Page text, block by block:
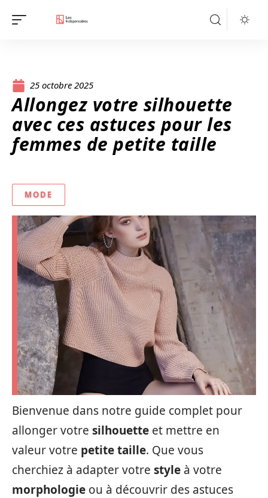
25 octobre 2025
Allongez votre silhouette
avec ces astuces pour les
femmes de petite taille
MODE
Bienvenue dans notre guide complet pour
allonger votre silhouette et mettre en
valeur votre petite taille. Que vous
cherchiez à adapter votre style à votre
morphologie ou à découvrir des astuces